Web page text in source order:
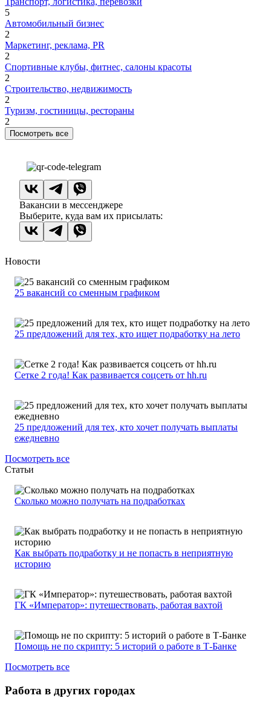
5
Автомобильный бизнес
2
Маркетинг, реклама, PR
2
Спортивные клубы, фитнес, салоны красоты
2
Строительство, недвижимость
2
Туризм, гостиницы, рестораны
2
Посмотреть все
Вакансии в мессенджере
Выберите, куда вам их присылать:
Новости
25 вакансий со сменным графиком
25 предложений для тех, кто ищет подработку на лето
Сетке 2 года! Как развивается соцсеть от hh.ru
25 предложений для тех, кто хочет получать выплаты
ежедневно
Посмотреть все
Статьи
Сколько можно получать на подработках
Как выбрать подработку и не попасть в неприятную
историю
ГК «Император»: путешествовать, работая вахтой
Помощь не по скрипту: 5 историй о работе в Т-Банке
Посмотреть все
Работа в других городах